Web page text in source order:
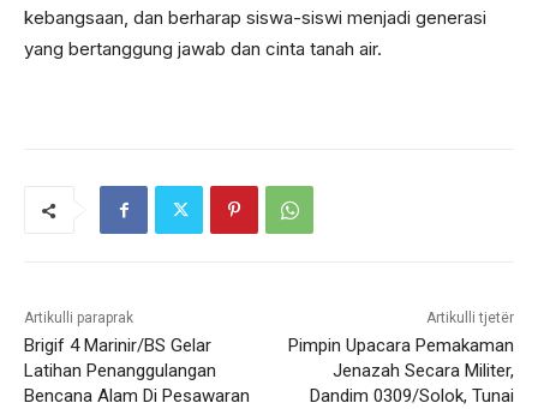
kebangsaan, dan berharap siswa-siswi menjadi generasi
yang bertanggung jawab dan cinta tanah air.
Artikulli paraprak
Brigif 4 Marinir/BS Gelar
Latihan Penanggulangan
Bencana Alam Di Pesawaran
Artikulli tjetër
Pimpin Upacara Pemakaman
Jenazah Secara Militer,
Dandim 0309/Solok, Tunai